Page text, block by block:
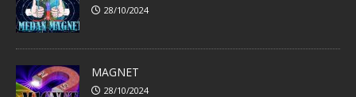
28/10/2024
MAGNET
28/10/2024